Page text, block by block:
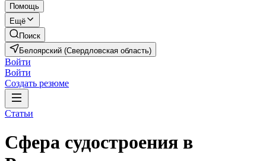
Помощь
Ещё
Поиск
Белоярский (Свердловская область)
Войти
Войти
Создать резюме
Статьи
Сфера судостроения в